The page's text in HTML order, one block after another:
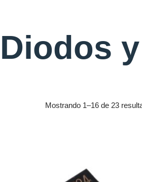
Diodos
Mostrando 1–16 de 23